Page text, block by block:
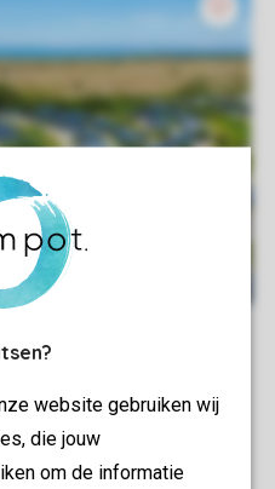
website gebruiken wij
die jouw
om de informatie